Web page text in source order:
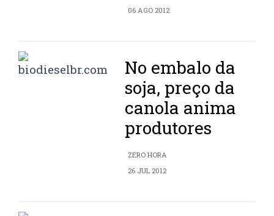
06 AGO 2012
No embalo da
soja, preço da
canola anima
produtores
ZERO HORA
26 JUL 2012